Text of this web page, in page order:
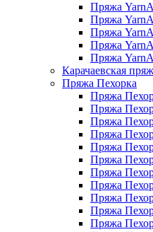
Пряжа
Пряжа
Пряжа
Пряжа
Пряжа
Карачаевская
Пряжа Пехорка
Пряжа
Пряжа
Пряжа
Пряжа
Пряжа
Пряжа
Пряжа
Пряжа
Пряжа
Пряжа
Пряжа